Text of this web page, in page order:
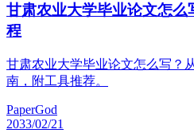
甘肃农业大学毕业论文怎么
程
甘肃农业大学毕业论文怎么写？
南，附工具推荐。
PaperGod
2033/02/21